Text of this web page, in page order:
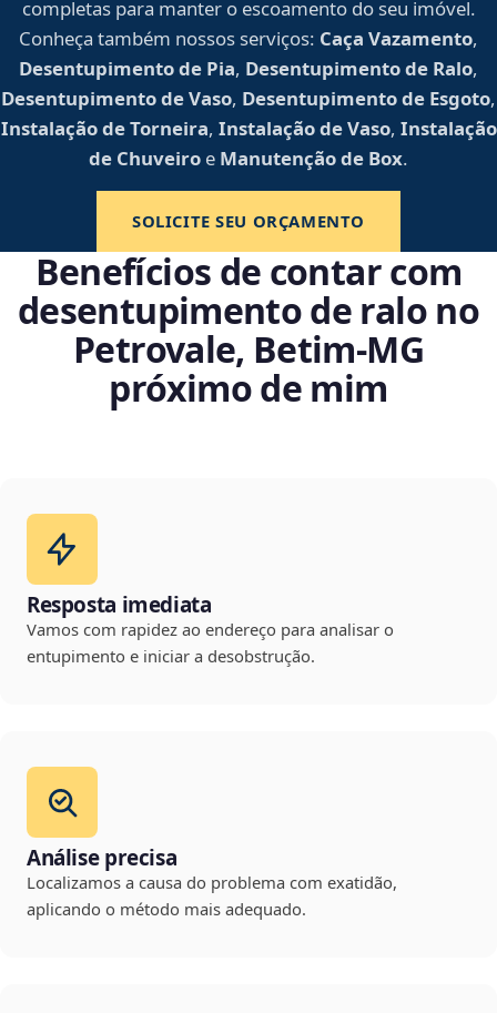
completas para manter o escoamento do seu imóvel.
Conheça também nossos serviços: Caça Vazamento,
Desentupimento de Pia, Desentupimento de Ralo,
Desentupimento de Vaso, Desentupimento de Esgoto,
Instalação de Torneira, Instalação de Vaso, Instalação
de Chuveiro e Manutenção de Box.
SOLICITE SEU ORÇAMENTO
Benefícios de contar com
desentupimento de ralo no
Petrovale, Betim‑MG
próximo de mim
Resposta imediata
Vamos com rapidez ao endereço para analisar o
entupimento e iniciar a desobstrução.
Análise precisa
Localizamos a causa do problema com exatidão,
aplicando o método mais adequado.